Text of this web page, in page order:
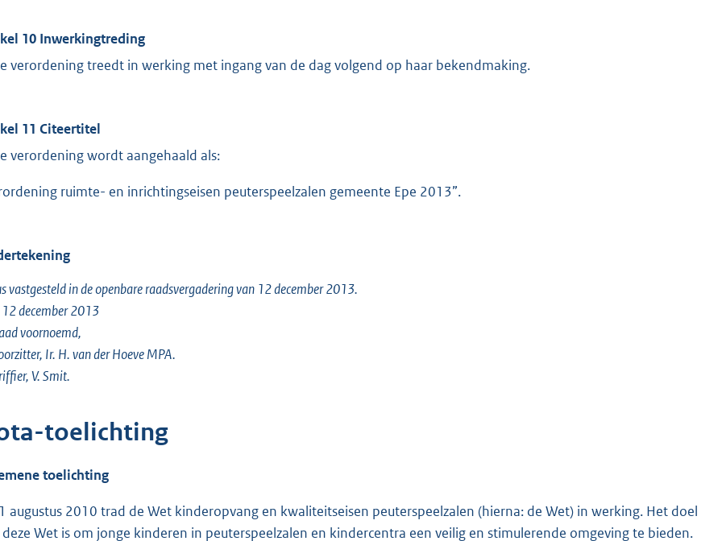
10 Inwerkingtreding
verordening treedt in werking met ingang van de dag volgend op haar bekendmaking.
11 Citeertitel
verordening wordt aangehaald als:
ruimte- en inrichtingseisen peuterspeelzalen gemeente Epe 2013”.
vastgesteld in de openbare raadsvergadering van 12 december 2013.
12 december 2013
voornoemd,
Ir. H. van der Hoeve MPA.
V. Smit.
toelichting
toelichting
augustus 2010 trad de Wet kinderopvang en kwaliteitseisen peuterspeelzalen (hierna: de Wet) in werking. Het doel
Wet is om jonge kinderen in peuterspeelzalen en kindercentra een veilig en stimulerende omgeving te bieden.